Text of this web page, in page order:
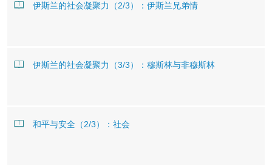
伊斯兰的社会凝聚力（2/3）：伊斯兰兄弟情
伊斯兰的社会凝聚力（3/3）：穆斯林与非穆斯林
和平与安全（2/3）：社会